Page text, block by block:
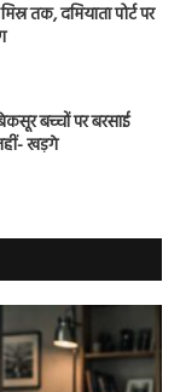
तक, दमियाता पोर्ट पर
बच्चों पर बरसाई
खड़गे